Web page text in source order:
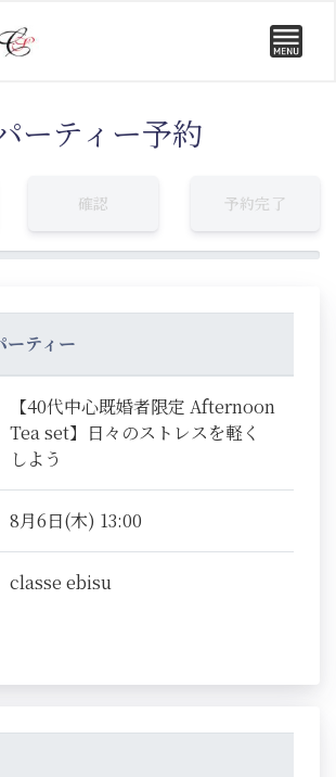
ーティー予約
確認 予約完了
ティー
【40代中心既婚者限定 Afternoon
Tea set】日々のストレスを軽く
しよう
8月6日(木) 13:00
classe ebisu